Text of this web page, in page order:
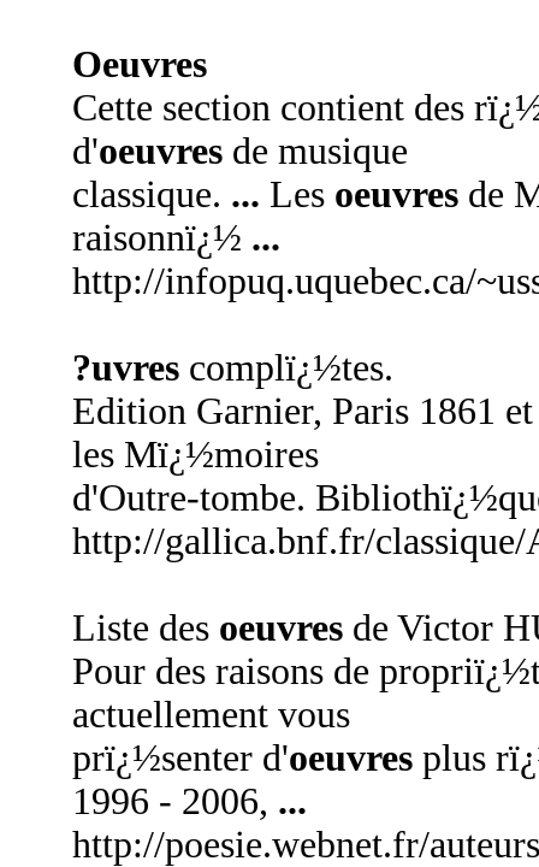
Oeuvres
Cette section contient des
d'oeuvresde musique
classique. ... Les oeuvresde
raisonnï¿½ ...
http://infopuq.uquebec.ca/
?uvrescomplï¿½tes.
Edition Garnier, Paris 1861
les Mï¿½moires
d'Outre-tombe.
http://gallica.bnf.fr/classique/
Liste des oeuvresde Victor
Pour des raisons de
actuellement vous
prï¿½senter d'oeuvresplus
1996 - 2006, ...
http://poesie.webnet.fr/